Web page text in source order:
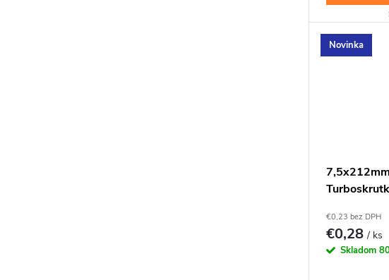
Novinka
7,5x212mm
TX30
€0,23 bez DPH
€0,28/ ks
Skladom